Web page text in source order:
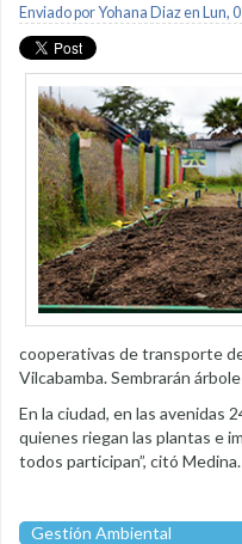
Enviado porYohana Diazen Lun,
cooperativas de transporte
Vilcabamba. Sembrarán
En la ciudad, en las avenidas
quienes riegan las plantas e
todos participan”, citó Medina.
Gestión Ambiental